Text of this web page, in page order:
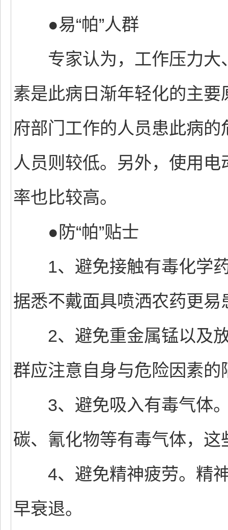
●易“帕”人群
专家认为，工作压力大
素是此病日渐年轻化的主
府部门工作的人员患此病
人员则较低。另外，使用
率也比较高。
●防“帕”贴士
1、避免接触有毒化学药
据悉不戴面具喷洒农药更易
2、避免重金属锰以及放
群应注意自身与危险因素的
3、避免吸入有毒气体。
碳、氰化物等有毒气体，
4、避免精神疲劳。精神
早衰退。